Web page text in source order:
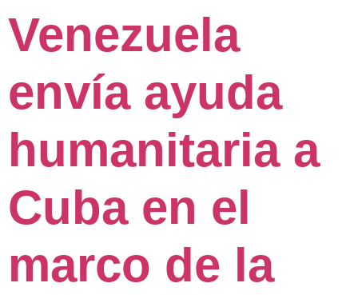
Venezuela
envía ayuda
humanitaria a
Cuba en el
marco de la